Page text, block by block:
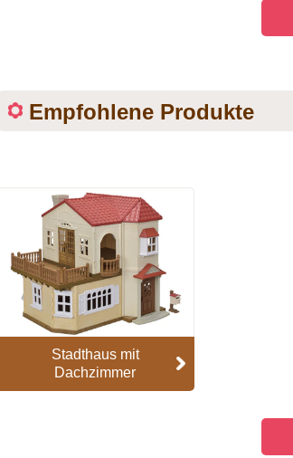
Empfohlene Produkte
Stadthaus mit
Dachzimmer